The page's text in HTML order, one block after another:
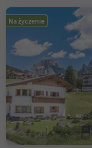
Na życzenie